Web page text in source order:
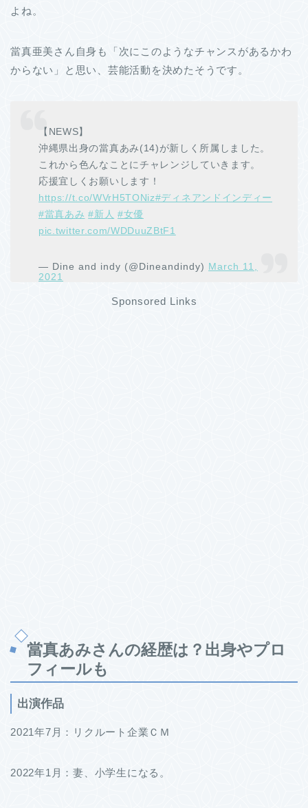
よね。
當真亜美さん自身も「次にこのようなチャンスがあるかわ
からない」と思い、芸能活動を決めたそうです。
【NEWS】
沖縄県出身の當真あみ(14)が新しく所属しました。
これから色んなことにチャレンジしていきます。
応援宜しくお願いします！
https://t.co/WVrH5TONiz#ディネアンドインディー
#當真あみ #新人 #女優
pic.twitter.com/WDDuuZBtF1
— Dine and indy (@Dineandindy) March 11,
2021
Sponsored Links
當真あみさんの経歴は？出身やプロ
フィールも
出演作品
2021年7月：リクルート企業ＣＭ
2022年1月：妻、小学生になる。